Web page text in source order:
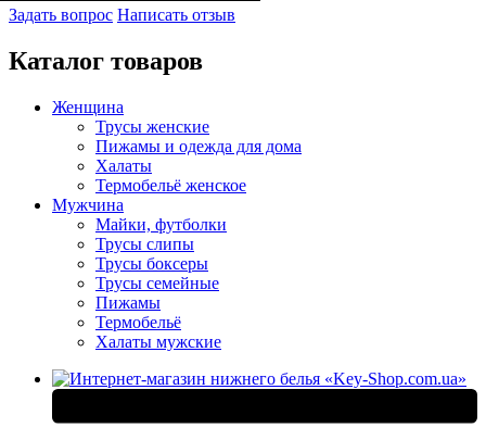
Задать вопрос Написать отзыв
Каталог товаров
Женщина
Трусы женские
Пижамы и одежда для дома
Халаты
Термобельё женское
Мужчина
Майки, футболки
Трусы слипы
Трусы боксеры
Трусы семейные
Пижамы
Термобельё
Халаты мужские